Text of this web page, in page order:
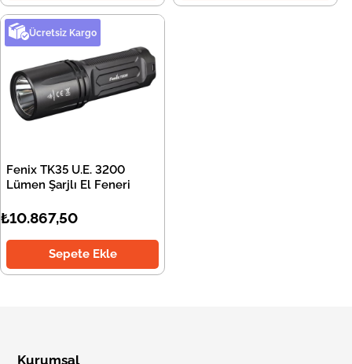
Ücretsiz Kargo
Fenix TK35 U.E. 3200
Lümen Şarjlı El Feneri
₺10.867,50
Sepete Ekle
Kurumsal